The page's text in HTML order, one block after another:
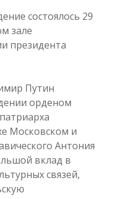
состоялось 29
зале
президента
Путин
орденом
Московском и
Антония
вклад в
связей,